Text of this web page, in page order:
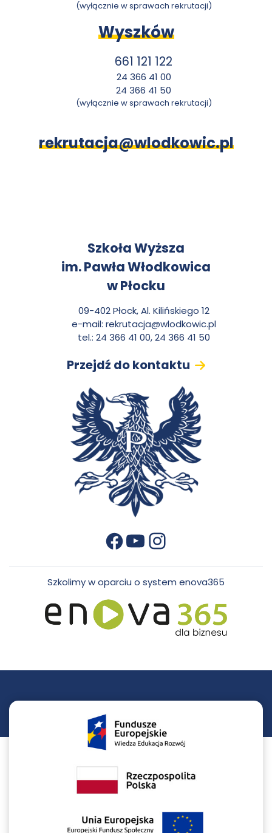
(wyłącznie w sprawach rekrutacji)
Wyszków
661 121 122
24 366 41 00
24 366 41 50
(wyłącznie w sprawach rekrutacji)
rekrutacja@wlodkowic.pl
Szkoła Wyższa
im. Pawła Włodkowica
w Płocku
09-402 Płock, Al. Kilińskiego 12
e-mail: rekrutacja@wlodkowic.pl
tel.: 24 366 41 00, 24 366 41 50
Przejdź do kontaktu
Facebook
otwiera się w nowej karcie YouTube
otwiera się w nowej karcie Instagram
otwiera się w nowej karcie
Szkolimy w oparciu o system enova365